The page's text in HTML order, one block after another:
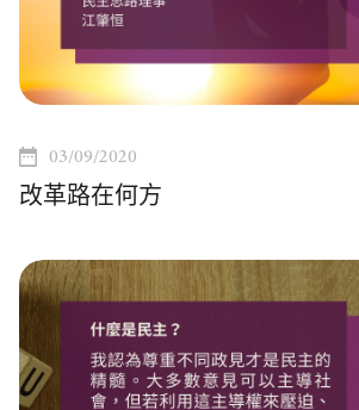
03/09/2020
改革路在何方